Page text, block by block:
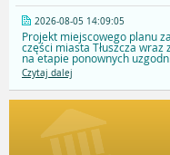
2026-08-05 14:09:05
Projekt miejscowego planu
części miasta Tłuszcza
na etapie ponownych
Czytaj dalej